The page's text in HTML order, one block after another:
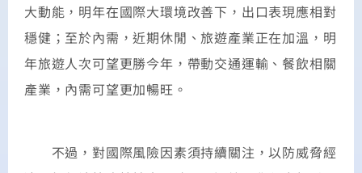
大動能，明年在國際大環境改善下，出口表現應相對
穩健；至於內需，近期休閒、旅遊產業正在加溫，明
年旅遊人次可望更勝今年，帶動交通運輸、餐飲相關
產業，內需可望更加暢旺。
不過，對國際風險因素須持續關注，以防威脅經